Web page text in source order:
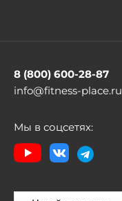
8 (800) 600-28-87
info@fitness-place.ru
Мы в соцсетях: